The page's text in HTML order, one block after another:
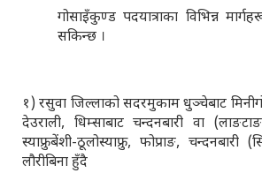
गोसाइँकुण्ड पदयात्राका विभिन्न
सकिन्छ ।
१) रसुवा जिल्लाको सदरमुकाम धुञ्चेबाट
देउराली, धिम्साबाट चन्दनबारी वा
स्याफ्रुबेंशी-ठूलोस्याफ्रु, फोप्राङ, चन्दनबारी
लौरीबिना हुँदै